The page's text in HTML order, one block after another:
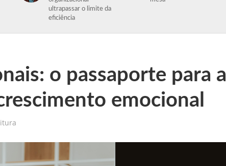
ultrapassar o limite da
eficiência
o passaporte para a
emocional